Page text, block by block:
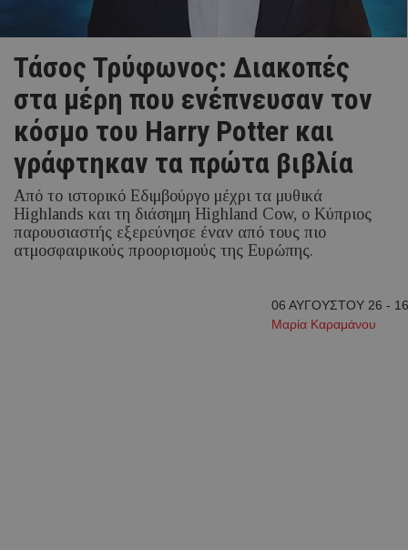
Τάσος Τρύφωνος: Διακοπές
στα μέρη που ενέπνευσαν τον
κόσμο του Harry Potter και
γράφτηκαν τα πρώτα βιβλία
Από το ιστορικό Εδιμβούργο μέχρι τα μυθικά
Highlands και τη διάσημη Highland Cow, ο Κύπριος
παρουσιαστής εξερεύνησε έναν από τους πιο
ατμοσφαιρικούς προορισμούς της Ευρώπης.
06 ΑΥΓΟΥΣΤΟΥ 26 -
Μαρία Καραμάνου